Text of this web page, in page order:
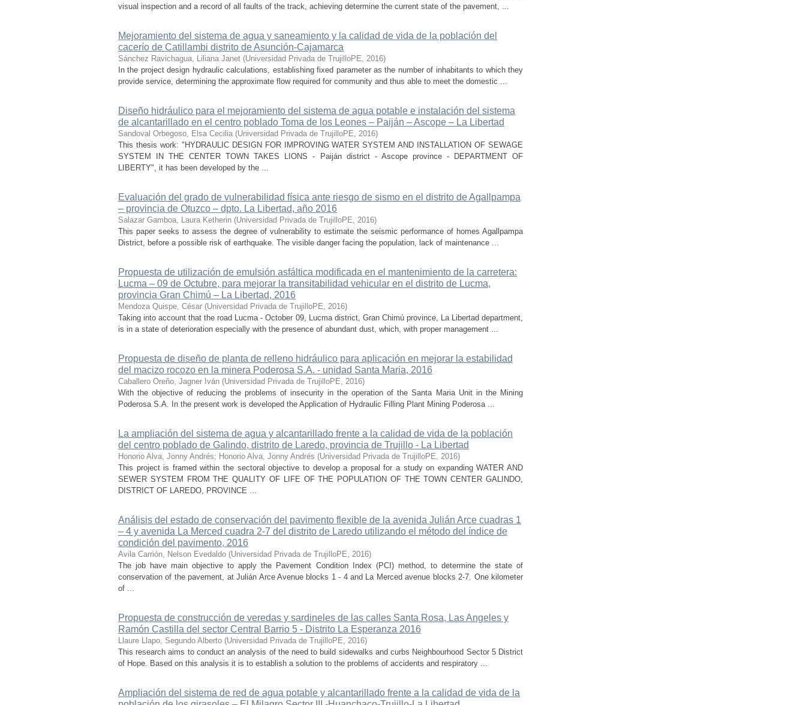
visual inspection and a record of all faults of the track, achieving determine the current state of the pavement, ...
Mejoramiento del sistema de agua y saneamiento y la calidad de vida de la población del
cacerío de Catillambi distrito de Asunción-Cajamarca
Sánchez Ravichagua, Liliana Janet (Universidad Privada de TrujilloPE, 2016)
In the project design hydraulic calculations, establishing fixed parameter as the number of inhabitants to which they
provide service, determining the approximate flow required for community and thus able to meet the domestic ...
Diseño hidráulico para el mejoramiento del sistema de agua potable e instalación del sistema
de alcantarillado en el centro poblado Toma de los Leones – Paiján – Ascope – La Libertad
Sandoval Orbegoso, Elsa Cecilia (Universidad Privada de TrujilloPE, 2016)
This thesis work: "HYDRAULIC DESIGN FOR IMPROVING WATER SYSTEM AND INSTALLATION OF SEWAGE
SYSTEM IN THE CENTER TOWN TAKES LIONS - Paiján district - Ascope province - DEPARTMENT OF
LIBERTY", it has been developed by the ...
Evaluación del grado de vulnerabilidad física ante riesgo de sismo en el distrito de Agallpampa
– provincia de Otuzco – dpto. La Libertad, año 2016
Salazar Gamboa, Laura Ketherin (Universidad Privada de TrujilloPE, 2016)
This paper seeks to assess the degree of vulnerability to estimate the seismic performance of homes Agallpampa
District, before a possible risk of earthquake. The visible danger facing the population, lack of maintenance ...
Propuesta de utilización de emulsión asfáltica modificada en el mantenimiento de la carretera:
Lucma – 09 de Octubre, para mejorar la transitabilidad vehicular en el distrito de Lucma,
provincia Gran Chimú – La Libertad, 2016
Mendoza Quispe, César (Universidad Privada de TrujilloPE, 2016)
Taking into account that the road Lucma - October 09, Lucma district, Gran Chimú province, La Libertad department,
is in a state of deterioration especially with the presence of abundant dust, which, with proper management ...
Propuesta de diseño de planta de relleno hidráulico para aplicación en mejorar la estabilidad
del macizo rocozo en la minera Poderosa S.A. - unidad Santa Maria, 2016
Caballero Oreño, Jagner Iván (Universidad Privada de TrujilloPE, 2016)
With the objective of reducing the problems of insecurity in the operation of the Santa Maria Unit in the Mining
Poderosa S.A. In the present work is developed the Application of Hydraulic Filling Plant Mining Poderosa ...
La ampliación del sistema de agua y alcantarillado frente a la calidad de vida de la población
del centro poblado de Galindo, distrito de Laredo, provincia de Trujillo - La Libertad
Honorio Alva, Jonny Andrés; Honorio Alva, Jonny Andrés (Universidad Privada de TrujilloPE, 2016)
This project is framed within the sectoral objective to develop a proposal for a study on expanding WATER AND
SEWER SYSTEM FROM THE QUALITY OF LIFE OF THE POPULATION OF THE TOWN CENTER GALINDO,
DISTRICT OF LAREDO, PROVINCE ...
Análisis del estado de conservación del pavimento flexible de la avenida Julián Arce cuadras 1
– 4 y avenida La Merced cuadra 2-7 del distrito de Laredo utilizando el método del índice de
condición del pavimento, 2016
Avila Carrión, Nelson Evedaldo (Universidad Privada de TrujilloPE, 2016)
The job have main objective to apply the Pavement Condition Index (PCI) method, to determine the state of
conservation of the pavement, at Julián Arce Avenue blocks 1 - 4 and La Merced avenue blocks 2-7. One kilometer
of ...
Propuesta de construcción de veredas y sardineles de las calles Santa Rosa, Las Angeles y
Ramón Castilla del sector Central Barrio 5 - Distrito La Esperanza 2016
Llaure Llapo, Segundo Alberto (Universidad Privada de TrujilloPE, 2016)
This research aims to conduct an analysis of the need to build sidewalks and curbs Neighbourhood Sector 5 District
of Hope. Based on this analysis it is to establish a solution to the problems of accidents and respiratory ...
Ampliación del sistema de red de agua potable y alcantarillado frente a la calidad de vida de la